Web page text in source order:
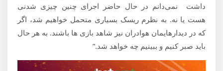
داشت نمی‌دانم در حال حاضر اجرای چنین چیزی شدنی
هست یا نه. به نظرم ریسک بسیاری متحمل خواهیم شد، اگر
که در دیدارهایمان هوادران نیز شاهد بازی ها باشند. به هر حال
باید صبر کنیم و ببینیم چه خواهد شد.”